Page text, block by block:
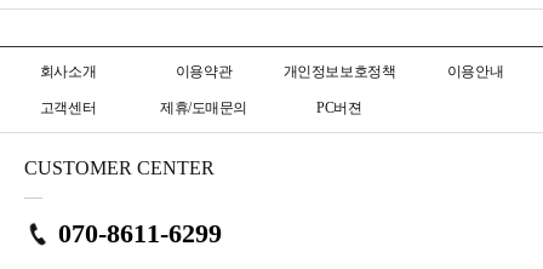
회사소개 이용약관 개인정보보호정책 이용안내
고객센터 제휴/도매문의 PC버젼
CUSTOMER CENTER
070-8611-6299